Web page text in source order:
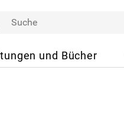
und Bücher